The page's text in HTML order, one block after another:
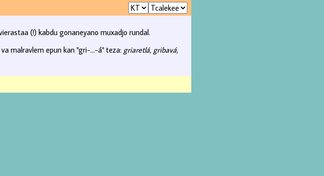
(!) kabdu gonaneyano muxadjo rundal.
malravlem epun kan "gri-...-á" teza: griaretlá, gribavá,